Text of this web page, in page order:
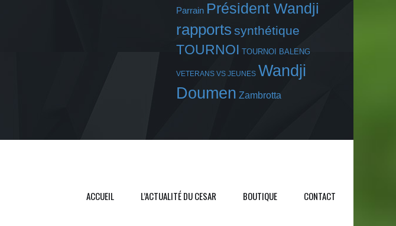
Parrain Président Wandji
rapports synthétique
TOURNOI TOURNOI BALENG
VETERANS VS JEUNES Wandji
Doumen Zambrotta
ACCUEIL L’ACTUALITÉ DU CESAR BOUTIQUE CONTACT